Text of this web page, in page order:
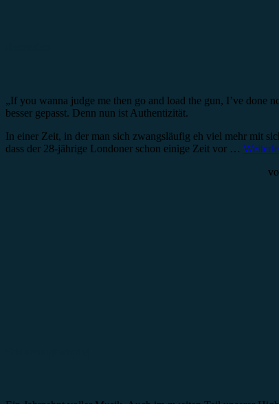
„If you wanna judge me then go and load the gun, I’ve done
besser gepasst. Denn nun ist Authentizität.
In einer Zeit, in der man sich zwangsläufig eh viel mehr mit
dass der 28-jährige Londoner schon einige Zeit vor …